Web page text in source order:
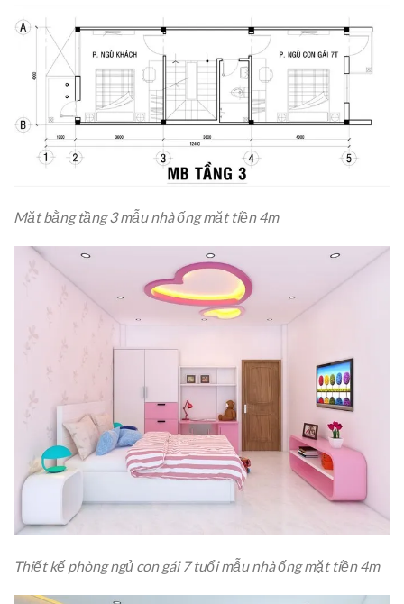
Mặt bằng tầng 3 mẫu nhà ống mặt tiền 4m
Thiết kế phòng ngủ con gái 7 tuổi mẫu nhà ống mặt tiền 4m